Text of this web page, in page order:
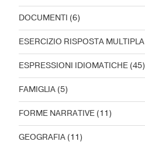
DOCUMENTI (6)
ESERCIZIO RISPOSTA MULTIPLA
ESPRESSIONI IDIOMATICHE (45)
FAMIGLIA (5)
FORME NARRATIVE (11)
GEOGRAFIA (11)